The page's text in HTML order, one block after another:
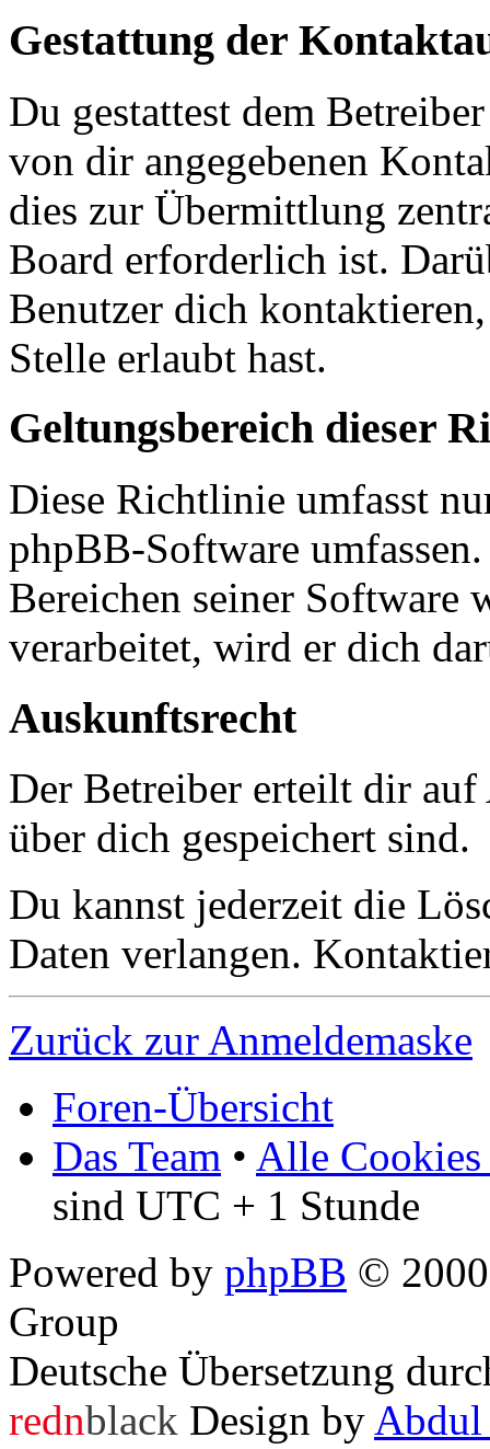
Gestattung der
Du gestattest dem
von dir angegebenen
dies zur Übermittlung
Board erforderlich ist.
Benutzer dich
Stelle erlaubt hast.
Geltungsbereich dieser
Diese Richtlinie umfasst
phpBB-Software
Bereichen seiner Software
verarbeitet, wird er dich
Auskunftsrecht
Der Betreiber erteilt dir
über dich gespeichert sind.
Du kannst jederzeit die
Daten verlangen.
Zurück zur Anmeldemaske
Foren-Übersicht
Das Team • Alle Cookies
sind UTC + 1 Stunde
Powered by phpBB ©
Group
Deutsche Übersetzung
rednblack Design by Abdul